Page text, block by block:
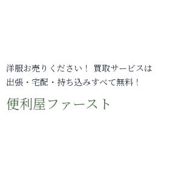
洋服お売りください！ 買取サービスは
出張・宅配・持ち込みすべて無料！
便利屋ファースト